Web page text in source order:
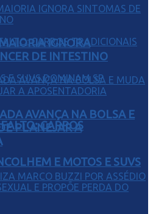
CARROS
E MOTOS E SUVS
IGNORA
DE INTESTINO
AVANÇA NA BOLSA E
PLANEJAR A